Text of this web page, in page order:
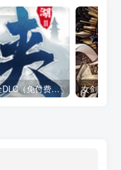
下一站江湖2 全DLC（免付费解锁完整版）Steam移植